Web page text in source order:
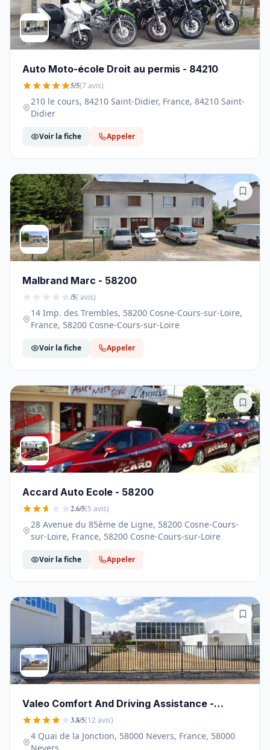
Auto Moto-école Droit au permis - 84210
5/5(7 avis)
210 le cours, 84210 Saint-Didier, France, 84210 Saint-
Didier
Voir la fiche Appeler
Malbrand Marc - 58200
/5( avis)
14 Imp. des Trembles, 58200 Cosne-Cours-sur-Loire,
France, 58200 Cosne-Cours-sur-Loire
Voir la fiche Appeler
Accard Auto Ecole - 58200
2.6/5(5 avis)
28 Avenue du 85ème de Ligne, 58200 Cosne-Cours-
sur-Loire, France, 58200 Cosne-Cours-sur-Loire
Voir la fiche Appeler
Valeo Comfort And Driving Assistance -
58000
3.8/5(12 avis)
4 Quai de la Jonction, 58000 Nevers, France, 58000